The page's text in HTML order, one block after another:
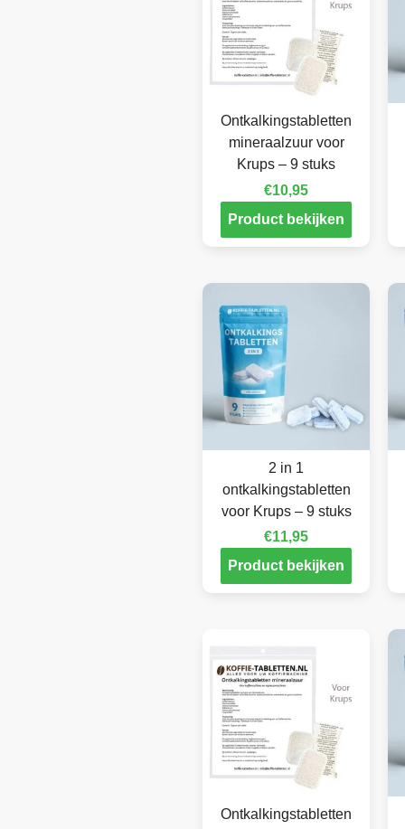
Ontkalkingstabletten
mineraalzuur voor
Krups – 9 stuks
€10,95
Product bekijken
2 in 1
ontkalkingstabletten
voor Krups – 9 stuks
€11,95
Product bekijken
Ontkalkingstabletten